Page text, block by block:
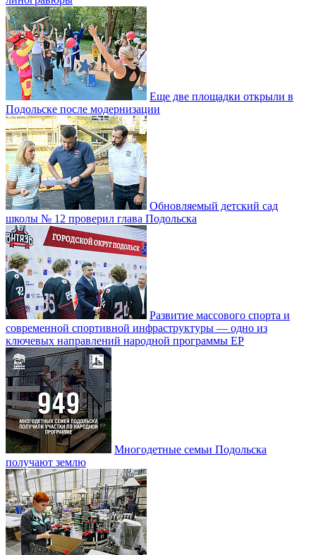
Еще две площадки открыли в
Подольске после модернизации
Обновляемый детский сад
школы № 12 проверил глава Подольска
Развитие массового спорта и
современной спортивной инфраструктуры — одно из
ключевых направлений народной программы ЕР
Многодетные семьи Подольска
получают землю